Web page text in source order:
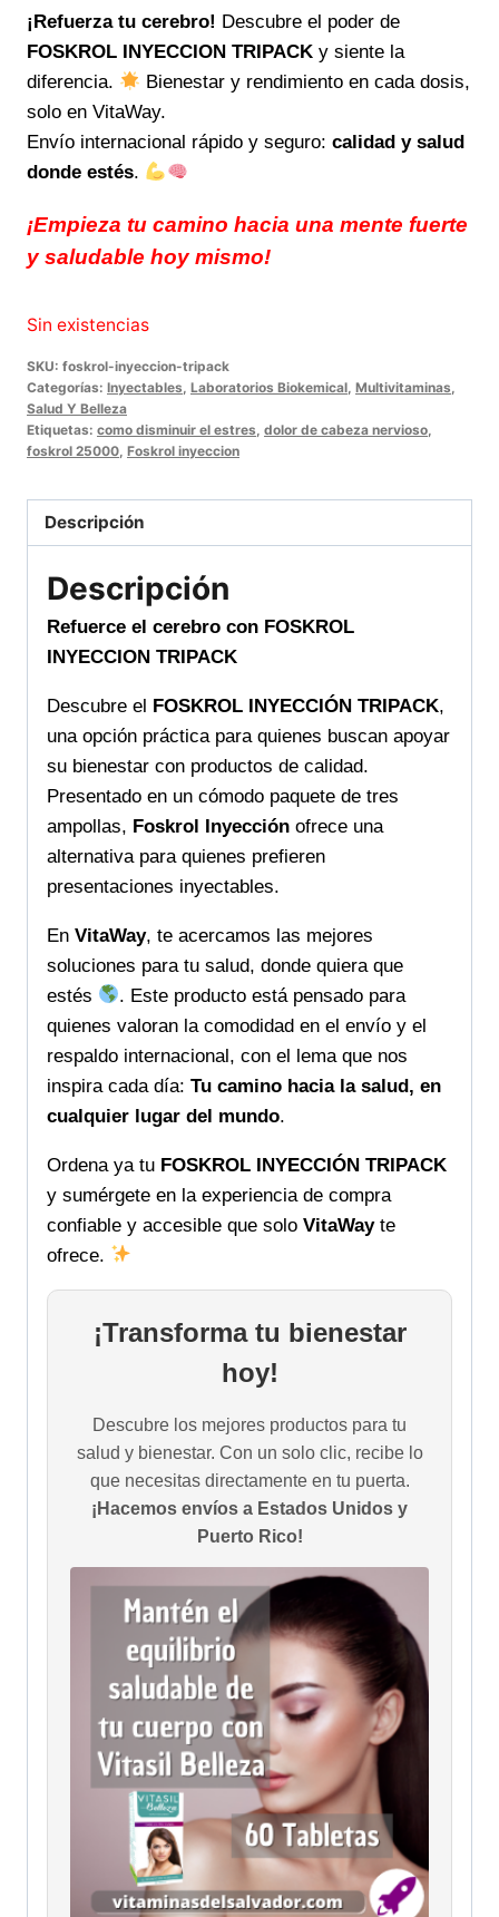
¡Refuerza tu cerebro! Descubre el poder de
FOSKROL INYECCION TRIPACK y siente la
diferencia.
Bienestar y rendimiento en cada dosis,
solo en VitaWay.
Envío internacional rápido y seguro: calidad y salud
donde estés.
¡Empieza tu camino hacia una mente fuerte
y saludable hoy mismo!
Sin existencias
SKU: foskrol-inyeccion-tripack
Categorías: Inyectables, Laboratorios Biokemical, Multivitaminas,
Salud Y Belleza
Etiquetas: como disminuir el estres, dolor de cabeza nervioso,
foskrol 25000, Foskrol inyeccion
Descripción
Descripción
Refuerce el cerebro con FOSKROL
INYECCION TRIPACK
Descubre el FOSKROL INYECCIÓN TRIPACK,
una opción práctica para quienes buscan apoyar
su bienestar con productos de calidad.
Presentado en un cómodo paquete de tres
ampollas, Foskrol Inyección ofrece una
alternativa para quienes prefieren
presentaciones inyectables.
En VitaWay, te acercamos las mejores
soluciones para tu salud, donde quiera que
estés
. Este producto está pensado para
quienes valoran la comodidad en el envío y el
respaldo internacional, con el lema que nos
inspira cada día: Tu camino hacia la salud, en
cualquier lugar del mundo.
Ordena ya tu FOSKROL INYECCIÓN TRIPACK
y sumérgete en la experiencia de compra
confiable y accesible que solo VitaWayte
ofrece.
¡Transforma tu bienestar
hoy!
Descubre los mejores productos para tu
salud y bienestar. Con un solo clic, recibe lo
que necesitas directamente en tu puerta.
¡Hacemos envíos a Estados Unidos y
Puerto Rico!